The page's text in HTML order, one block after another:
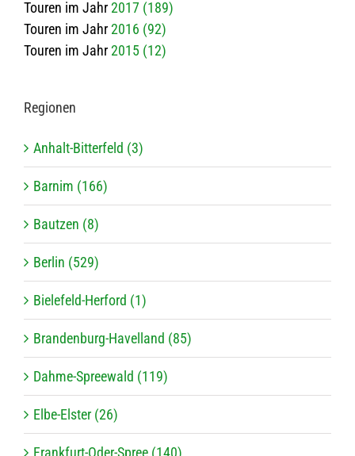
Touren im Jahr2017 (189)
Touren im Jahr2016 (92)
Touren im Jahr2015 (12)
Regio­nen
Anhalt-Bitterfeld (3)
Barnim (166)
Bautzen (8)
Berlin (529)
Bielefeld-Herford (1)
Brandenburg-Havelland (85)
Dahme-Spreewald (119)
Elbe-Elster (26)